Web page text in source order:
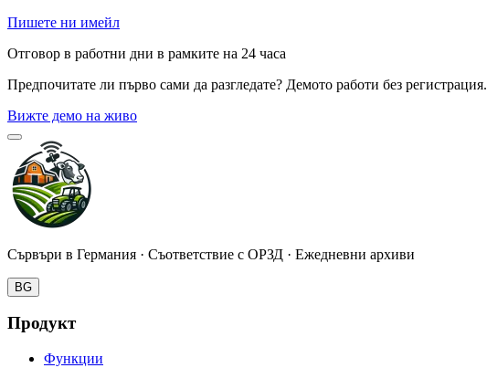
Пишете ни имейл
Отговор в работни дни в рамките на 24 часа
Предпочитате ли първо сами да разгледате? Демото работи без регистрация.
Вижте демо на живо
Сървъри в Германия · Съответствие с ОРЗД · Ежедневни архиви
BG
Продукт
Функции